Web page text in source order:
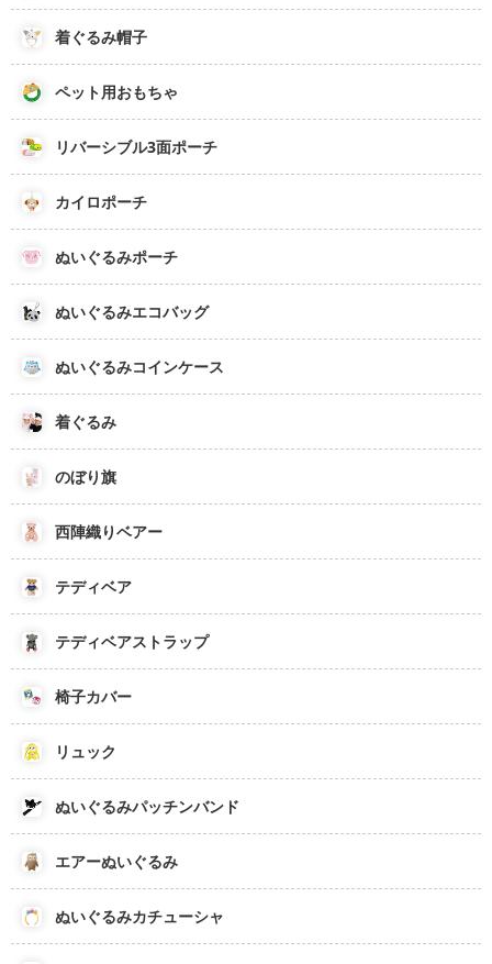
着ぐるみ帽子
ペット用おもちゃ
リバーシブル3面ポーチ
カイロポーチ
ぬいぐるみポーチ
ぬいぐるみエコバッグ
ぬいぐるみコインケース
着ぐるみ
のぼり旗
西陣織りベアー
テディベア
テディベアストラップ
椅子カバー
リュック
ぬいぐるみパッチンバンド
エアーぬいぐるみ
ぬいぐるみカチューシャ